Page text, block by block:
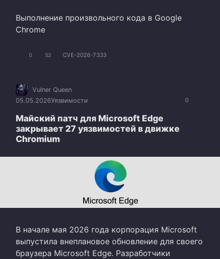
Выполнение произвольного кода в Google
Chrome
0 52 CVE-2026-7333
0
Vulner Queen
05.05.2026Уязвимости
Майский патч для Microsoft Edge
закрывает 27 уязвимостей в движке
Chromium
В начале мая 2026 года корпорация Microsoft
выпустила внеплановое обновление для своего
браузера Microsoft Edge. Разработчики